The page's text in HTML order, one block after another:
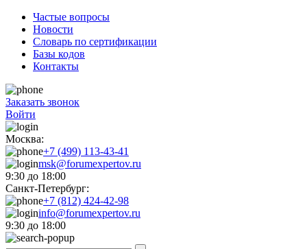
Частые вопросы
Новости
Словарь по сертификации
Базы кодов
Контакты
Заказать звонок
Войти
Москва:
+7 (499) 113-43-41
msk@forumexpertov.ru
9:30 до 18:00
Санкт-Петербург:
+7 (812) 424-42-98
info@forumexpertov.ru
9:30 до 18:00